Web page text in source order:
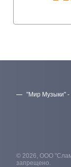
"Мир Музыки" -
© 2026, ООО
запрещено.